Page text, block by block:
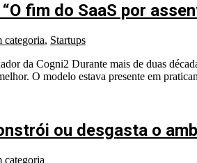
fim do SaaS por
categoria, Startups
da Cogni2 Durante mais de duas
O modelo estava presente em
ou desgasta o
categoria